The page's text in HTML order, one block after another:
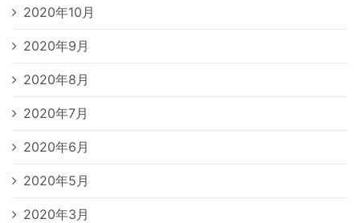
2020年10月
2020年9月
2020年8月
2020年7月
2020年6月
2020年5月
2020年3月